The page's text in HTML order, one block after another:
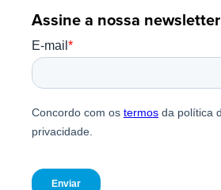
Assine a nossa newsletter